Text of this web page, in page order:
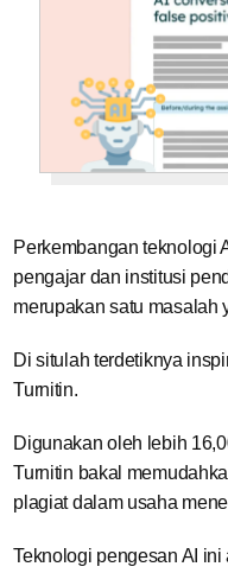
Perkembangan teknologi
pengajar dan institusi
merupakan satu masalah
Di situlah terdetiknya
Turnitin.
Digunakan oleh lebih
Turnitin bakal
plagiat dalam usaha
Teknologi pengesan AI